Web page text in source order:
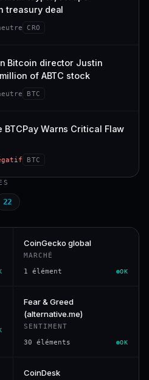
treasury deal
CRO
Bitcoin director Justin
of ABTC stock
BTC
BTCPay Warns Critical Flaw
BTC
22
CoinGecko global
MARCHÉ
1 élément OK
Fear & Greed
(alternative.me)
SENTIMENT
30 éléments OK
CoinDesk